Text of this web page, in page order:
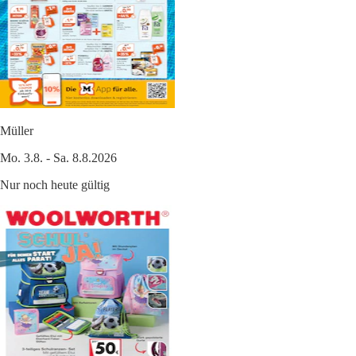
Müller
Mo. 3.8. - Sa. 8.8.2026
Nur noch heute gültig